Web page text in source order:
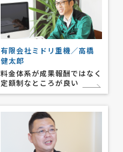
有限会社ミドリ重機／高橋
健太郎
料金体系が成果報酬ではなく
定額制なところが良い